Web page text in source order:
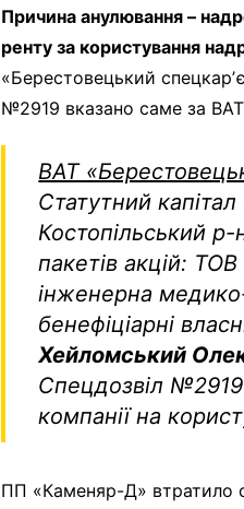
Причина анулювання –
ренту за користування
«Берестовецький
№2919 вказано саме за
ВАТ
Статутний
Костопільський
пакетів акцій:
інженерна
бенефіціарні
Хейломський
Спецдозвіл
компанії на
ПП «Каменяр-Д» втратило